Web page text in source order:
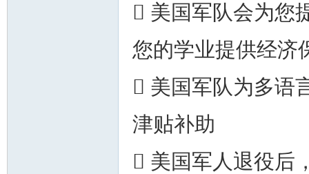
 美国军队会为您
您的学业提供经
 美国军队为多语
津贴补助
 美国军人退役后